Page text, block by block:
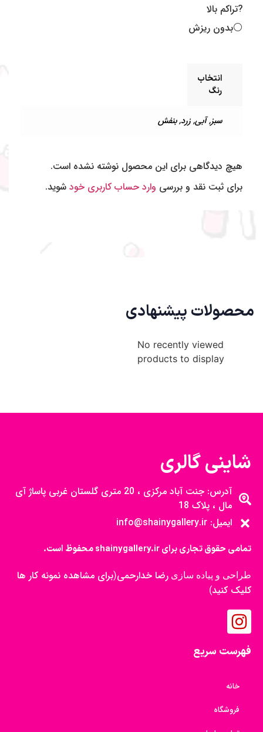
?تراکم بالا
⚪️بدون ریزش
انتخاب
رنگ
سبز,آبی,زرد,بنفش
هیچ دیدگاهی برای این محصول نوشته نشده است.
برای ثبت نقد و بررسی وارد حساب کاربری خود شوید.
محصولات پیشنهادی
No recently viewed
products to display
شاینی گالری
آدرس: جنت آباد مرکزی ، 20 متری گلستان غربی پاساژ آی
مال ، پلاک 18
ایمیل: info@shainygallery.ir
تمامی حقوق تجاری برای shainygallery.ir محفوظ است.
طراحی و پیاده سازی رضا خدارحمی(برای مشاهده نمونه کار ها
کلیک کنید)
فهرست سریع
خانه
فروشگاه